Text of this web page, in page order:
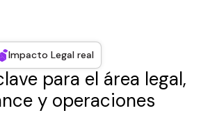
Impacto Legal real
para el área legal,
y operaciones